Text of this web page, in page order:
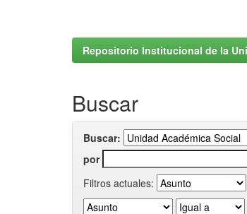
Repositorio Institucional de la
Buscar
Buscar:
por
Filtros actuales: